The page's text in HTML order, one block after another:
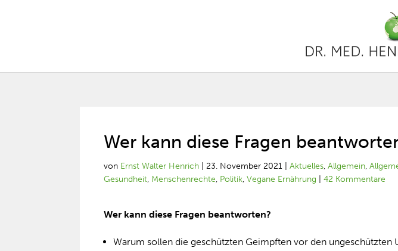
Wer kann diese Fragen
von Ernst Walter Henrich |23. November 2021 |Aktuelles,Allgemein,
Gesundheit, Menschenrechte, Politik,Vegane Ernährung |42 Kommentare
Wer kann diese Fragen beantworten?
Warum sollen die geschützten Geimpften vor den ungeschützten